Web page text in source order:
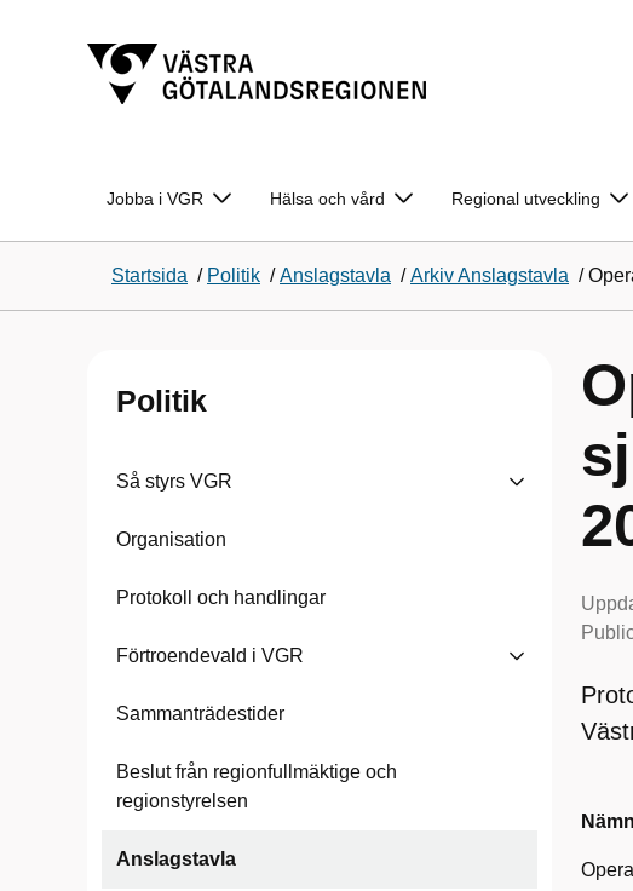
Jobba i VGR Hälsa och vård Regional utveckling
Startsida / Politik /Anslagstavla /Arkiv Anslagstavla /
Politik
Så styrs VGR
Organisation
Protokoll och handlingar
Förtroendevald i VGR
Sammanträdestider
Beslut från regionfullmäktige och
regionstyrelsen
Anslagstavla